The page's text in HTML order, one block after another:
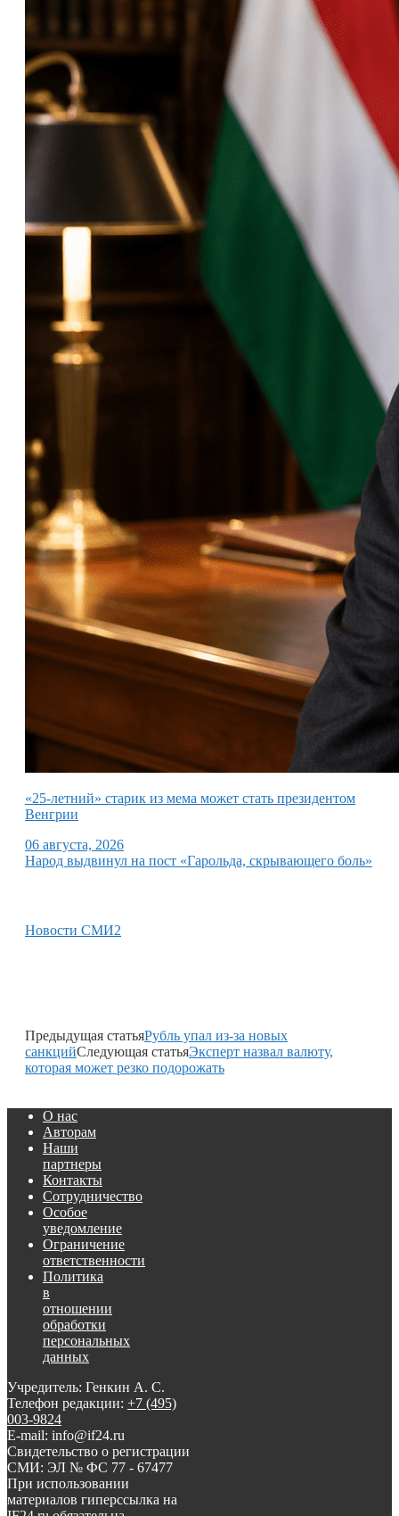
«25-летний» старик из мема может стать президентом
Венгрии
06 августа, 2026
Народ выдвинул на пост «Гарольда, скрывающего боль»
Новости СМИ2
Предыдущая статьяРубль упал из-за новых
санкцийСледующая статьяЭксперт назвал валюту,
которая может резко подорожать
О нас
Авторам
Наши
партнеры
Контакты
Сотрудничество
Особое
уведомление
Ограничение
ответственности
Политика
в
отношении
обработки
персональных
данных
Учредитель: Генкин А. С.
Телефон редакции: +7 (495)
003-9824
E-mail: info@if24.ru
Свидетельство о регистрации
СМИ: ЭЛ № ФС 77 - 67477
При использовании
материалов гиперссылка на